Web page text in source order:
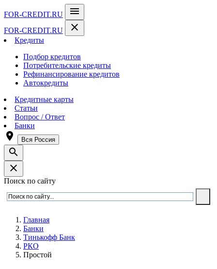
FOR-CREDIT.RU menu
FOR-CREDIT.RU close
Кредиты
Подбор кредитов
Потребительские кредиты
Рефинансирование кредитов
Автокредиты
Кредитные карты
Статьи
Вопрос / Ответ
Банки
room Вся Россия
search
close
Поиск по сайту
Главная
Банки
Тинькофф Банк
РКО
Простой